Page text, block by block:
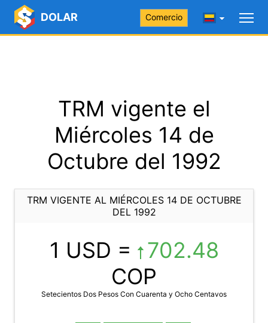
DOLAR Comercio
TRM vigente el
Miércoles 14 de
Octubre del 1992
TRM VIGENTE AL MIÉRCOLES 14 DE OCTUBRE
DEL 1992
1 USD =
702.48
COP
Setecientos Dos Pesos Con Cuarenta y Ocho Centavos